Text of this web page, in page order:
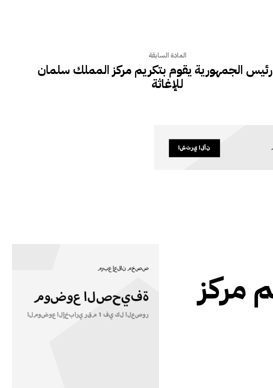
المادة السابقة
الجمهورية يقوم بتكريم مركز المملك سلمان
للإغاثة